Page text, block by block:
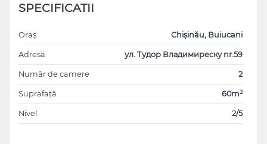
SPECIFICATII
Oraș Chișinău, Buiucani
Adresă ул. Тудор Владимиреску nr.59
Număr de camere 2
Suprafață 60m2
Nivel 2/5